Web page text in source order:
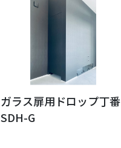
ガラス扉用ドロップ丁番
SDH-G